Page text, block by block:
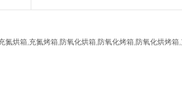
氮烘箱,充氮烤箱,防氧化烘箱,防氧化烤箱,防氧化烘烤箱,